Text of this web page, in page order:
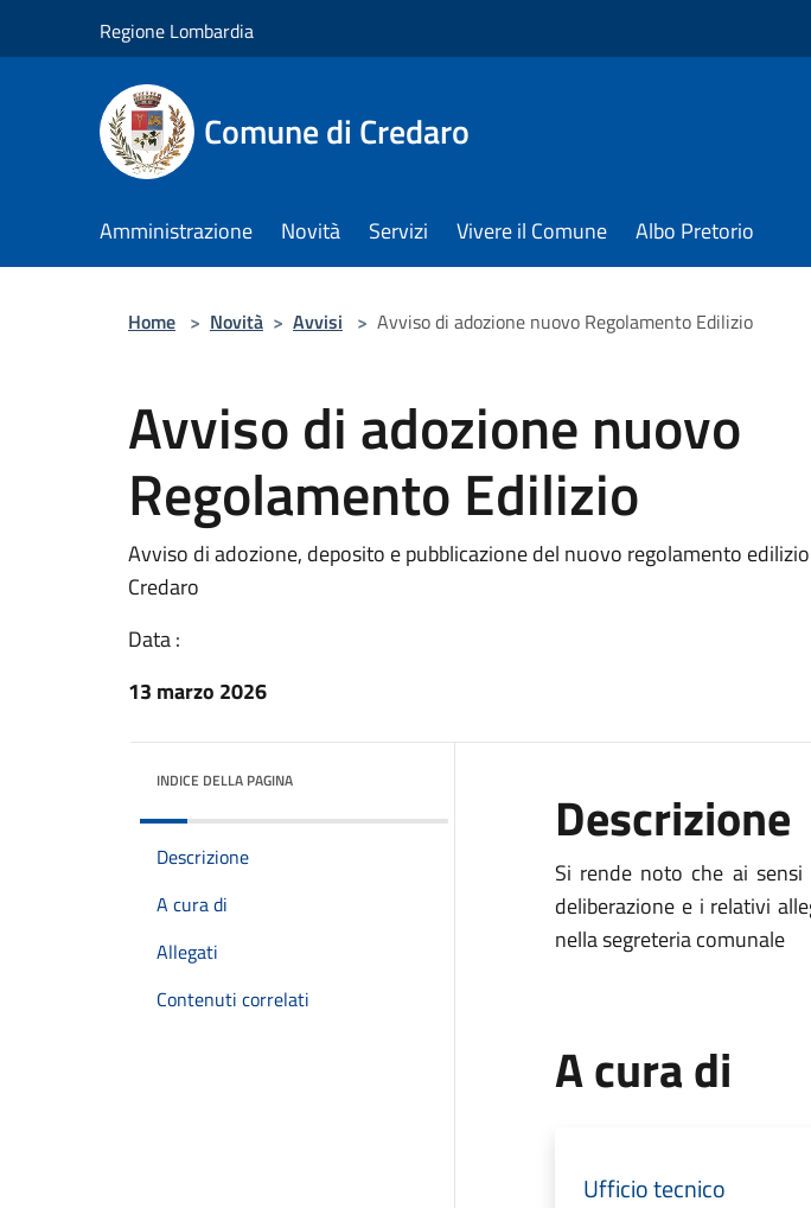
Regione Lombardia
Comune di Credaro
Amministrazione Novità Servizi Vivere il Comune Albo Pretorio
Home > Novità > Avvisi > Avviso di adozione nuovo Regolamento Edilizio
Avviso di adozione nuovo
Regolamento Edilizio
Avviso di adozione, deposito e pubblicazione del nuovo regolamento
Credaro
Data :
13 marzo 2026
INDICE DELLA PAGINA
Descrizione
A cura di
Allegati
Contenuti correlati
Descrizione
Si rende noto che ai
deliberazione e i relativi
nella segreteria comunale
A cura di
Ufficio tecnico